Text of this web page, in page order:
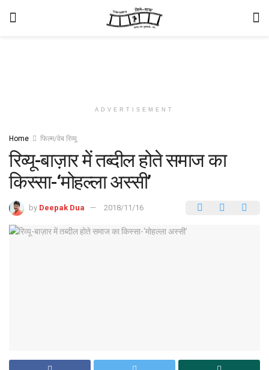
ADVERTISEMENT
Home फिल्म/वेब रिव्यू
रिव्यू-बाज़ार में तब्दील होते समाज का
किस्सा-‘मोहल्ला अस्सी’
by Deepak Dua 2018/11/16